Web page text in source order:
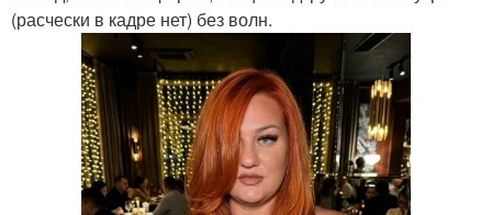
(расчески в кадре нет) без волн.